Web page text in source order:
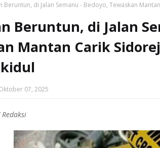
Beruntun, di Jalan Semanu - Bedoyo, Tewaskan
Beruntun, di Jalan
Mantan Carik
07, 2025